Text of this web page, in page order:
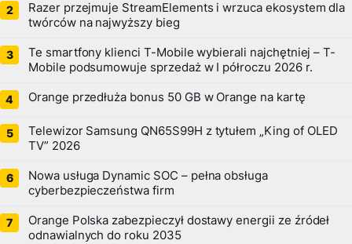
Razer przejmuje StreamElements i wrzuca ekosystem dla
twórców na najwyższy bieg
Te smartfony klienci T-Mobile wybierali najchętniej – T-
Mobile podsumowuje sprzedaż w I półroczu 2026 r.
Orange przedłuża bonus 50 GB w Orange na kartę
Telewizor Samsung QN65S99H z tytułem „King of OLED
TV” 2026
Nowa usługa Dynamic SOC – pełna obsługa
cyberbezpieczeństwa firm
Orange Polska zabezpieczył dostawy energii ze źródeł
odnawialnych do roku 2035